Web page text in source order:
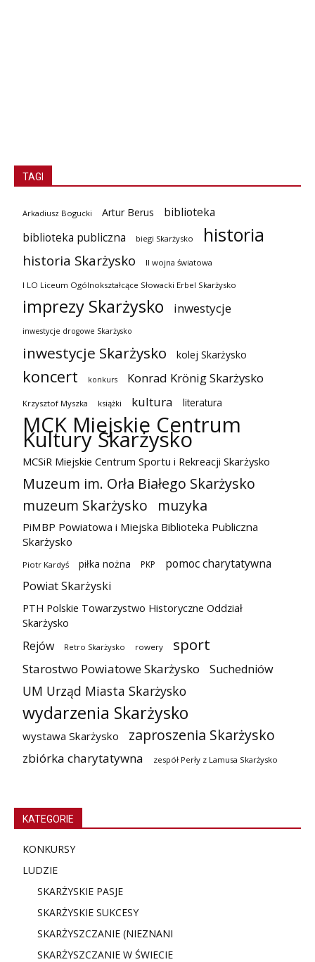
TAGI
Arkadiusz Bogucki Artur Berus
biblioteka
biblioteka publiczna
biegi Skarżysko historia
historia Skarżysko II wojna światowa
I LO Liceum Ogólnokształcące Słowacki Erbel Skarżysko
imprezy Skarżysko inwestycje
inwestycje drogowe Skarżysko
inwestycje Skarżysko kolej Skarżysko
koncert konkurs Konrad Krönig Skarżysko
Krzysztof Myszka książki kultura literatura
MCK Miejskie Centrum
Kultury Skarżysko
MCSiR Miejskie Centrum Sportu i Rekreacji Skarżysko
Muzeum im. Orła Białego Skarżysko
muzeum Skarżysko
muzyka
PiMBP Powiatowa i Miejska Biblioteka Publiczna
Skarżysko
Piotr Kardyś piłka nożna PKP
pomoc charytatywna
Powiat Skarżyski
PTH Polskie Towarzystwo Historyczne Oddział
Skarżysko
Rejów Retro Skarżysko rowery sport
Starostwo Powiatowe Skarżysko Suchedniów
UM Urząd Miasta Skarżysko
wydarzenia Skarżysko
wystawa Skarżysko zaproszenia Skarżysko
zbiórka charytatywna zespół Perły z Lamusa Skarżysko
KATEGORIE
KONKURSY
LUDZIE
SKARŻYSKIE PASJE
SKARŻYSKIE SUKCESY
SKARŻYSZCZANIE (NIEZNANI
SKARŻYSZCZANIE W ŚWIECIE